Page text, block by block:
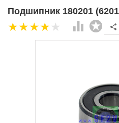
Подшипник 180201